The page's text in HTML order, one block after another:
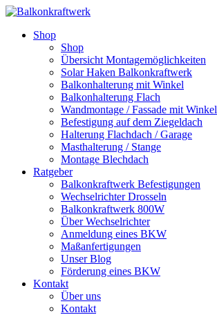
Shop
Shop
Übersicht Montagemöglichkeiten
Solar Haken Balkonkraftwerk
Balkonhalterung mit Winkel
Balkonhalterung Flach
Wandmontage / Fassade mit Winkel
Befestigung auf dem Ziegeldach
Halterung Flachdach / Garage
Masthalterung / Stange
Montage Blechdach
Ratgeber
Balkonkraftwerk Befestigungen
Wechselrichter Drosseln
Balkonkraftwerk 800W
Über Wechselrichter
Anmeldung eines BKW
Maßanfertigungen
Unser Blog
Förderung eines BKW
Kontakt
Über uns
Kontakt